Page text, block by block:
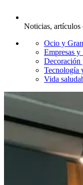
Noticias,
Ocio y
Empresas
Decoración
Tecnología
Vida